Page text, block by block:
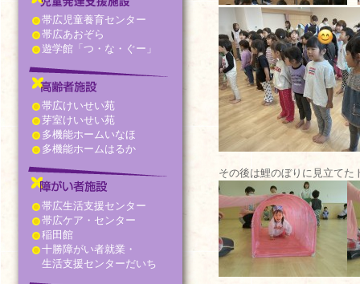
その後は鯉のぼりに見立て
帯広児童養育センター
帯広あおぞら
遊学館「つ・な・ぐー」
帯広けいせい苑
芽室けいせい苑
多機能ホームいなほ
多機能ホームはるか
帯広生活支援センター
帯広ケア・センター
稲田館
十勝障がい者就業・
生活支援センターだいち